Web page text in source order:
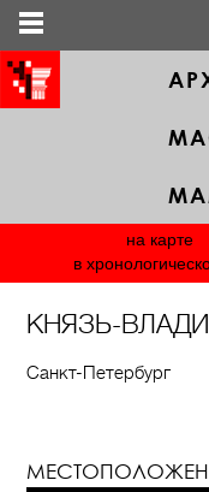
на карте
в
КНЯЗЬ-
Санкт-Петербург